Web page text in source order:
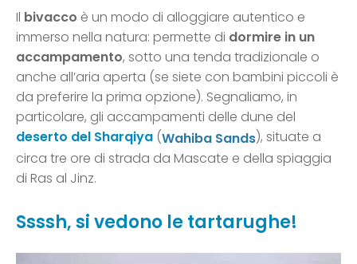
Il bivacco è un modo di alloggiare autentico e
immerso nella natura: permette di dormire in un
accampamento, sotto una tenda tradizionale o
anche all’aria aperta (se siete con bambini piccoli è
da preferire la prima opzione). Segnaliamo, in
particolare, gli accampamenti delle dune del
deserto del Sharqiya (Wahiba Sands), situate a
circa tre ore di strada da Mascate e della spiaggia
di Ras al Jinz.
Ssssh, si vedono le tartarughe!